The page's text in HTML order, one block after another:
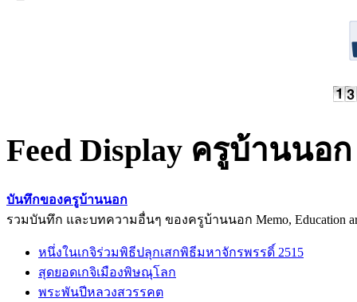
Feed Display ครูบ้านนอก
บันทึกของครูบ้านนอก
รวมบันทึก และบทความอื่นๆ ของครูบ้านนอก Memo, Education
หนึ่งในเกจิร่วมพิธีปลุกเสกพิธีมหาจักรพรรดิ์ 2515
สุดยอดเกจิเมืองพิษณุโลก
พระพันปีหลวงสวรรคต